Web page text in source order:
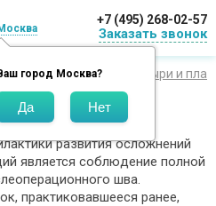
город Москва?
+7 (495) 268-02-57
Заказать звонок
информация Пластыри и
пластырь
развития осложнений
является соблюдение полной
шва.
практиковавшееся ранее,